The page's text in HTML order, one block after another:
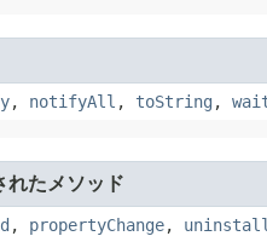
, notifyAll , toString ,
れたメソッド
, propertyChange,